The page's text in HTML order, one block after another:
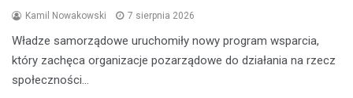
Kamil Nowakowski 7 sierpnia 2026
Władze samorządowe uruchomiły nowy program wsparcia,
który zachęca organizacje pozarządowe do działania na rzecz
społeczności…